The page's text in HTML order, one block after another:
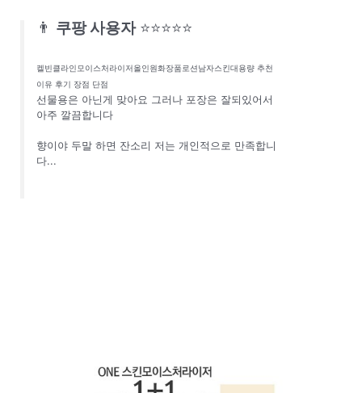
👨 쿠팡 사용자 ⭐⭐⭐⭐⭐
켈빈클라인모이스처라이저올인원화장품로션남자스킨대용량 추천
이유 후기 장점 단점
선물용은 아닌게 맞아요 그러나 포장은 잘되있어서
아주 깔끔합니다
향이야 두말 하면 잔소리 저는 개인적으로 만족합니
다...